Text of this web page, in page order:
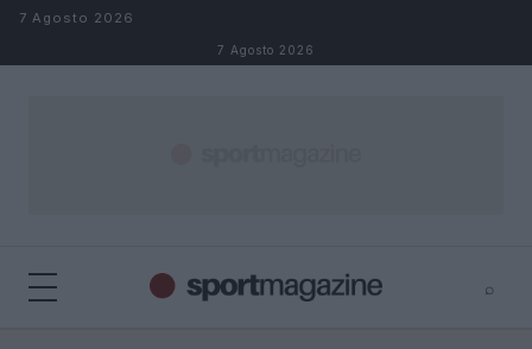
Salta al contenuto
7 Agosto 2026
7 Agosto 2026
⌕